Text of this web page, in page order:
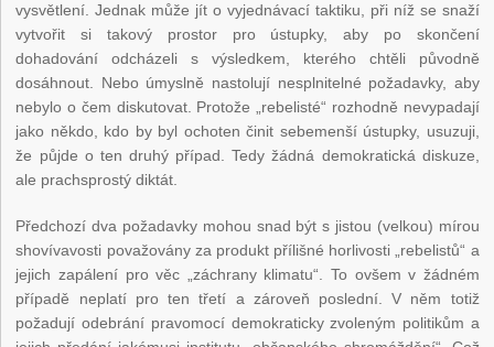
vysvětlení. Jednak může jít o vyjednávací taktiku, při níž se snaží
vytvořit si takový prostor pro ústupky, aby po skončení
dohadování odcházeli s výsledkem, kterého chtěli původně
dosáhnout. Nebo úmyslně nastolují nesplnitelné požadavky, aby
nebylo o čem diskutovat. Protože „rebelisté“ rozhodně nevypadají
jako někdo, kdo by byl ochoten činit sebemenší ústupky, usuzuji,
že půjde o ten druhý případ. Tedy žádná demokratická diskuze,
ale prachsprostý diktát.
Předchozí dva požadavky mohou snad být s jistou (velkou) mírou
shovívavosti považovány za produkt přílišné horlivosti „rebelistů“ a
jejich zapálení pro věc „záchrany klimatu“. To ovšem v žádném
případě neplatí pro ten třetí a zároveň poslední. V něm totiž
požadují odebrání pravomocí demokraticky zvoleným politikům a